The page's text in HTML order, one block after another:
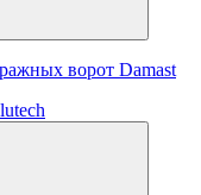
ворот Damast